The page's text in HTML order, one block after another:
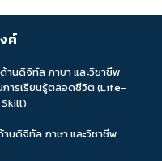
ค์
านดิจิทัล ภาษา และวิชาชีพ
การเรียนรู้ตลอดชีวิต (Life-
นดิจิทัล ภาษา และวิชาชีพ